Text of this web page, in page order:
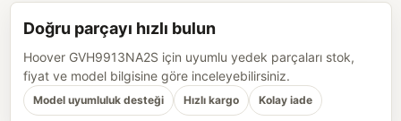
Doğru parçayı hızlı bulun
Hoover GVH9913NA2S için uyumlu yedek parçaları stok,
fiyat ve model bilgisine göre inceleyebilirsiniz.
Model uyumluluk desteği Hızlı kargo Kolay iade